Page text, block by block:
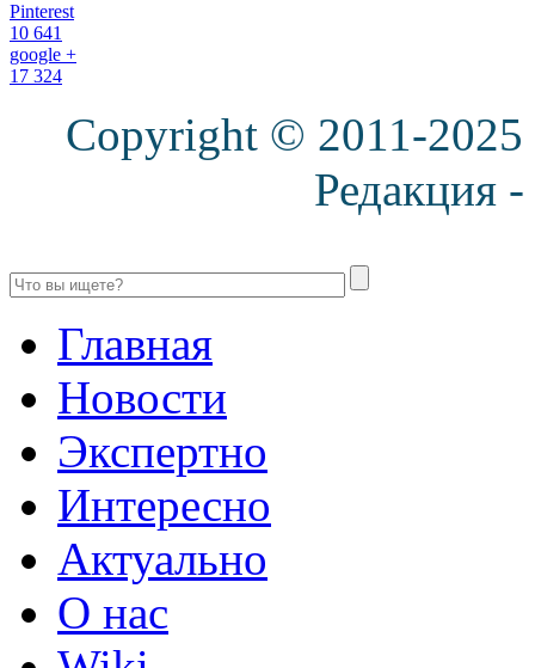
Pinterest
10 641
google +
17 324
Copyright © 2011-
Редакция -
Главная
Новости
Экспертно
Интересно
Актуально
О нас